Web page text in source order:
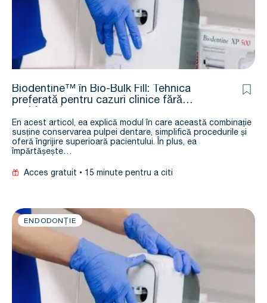
Biodentine™ în Bio-Bulk Fill: Tehnica
preferată pentru cazuri clinice fără
En acest articol, ea explică modul în care această combinație
susține conservarea pulpei dentare, simplifică procedurile și
oferă îngrijire superioară pacientului. În plus, ea
împărtășește…
Acces gratuit 15 minute pentru a citi
ENDODONȚIE